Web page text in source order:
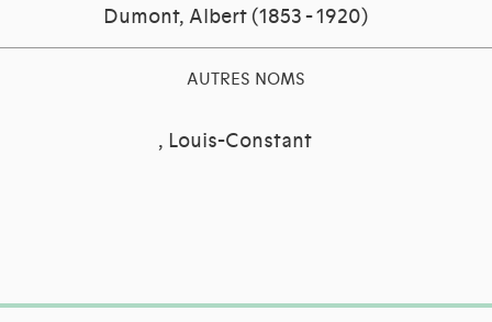
Dumont, Albert (1853 - 1920)
AUTRES NOMS
, Louis-Constant